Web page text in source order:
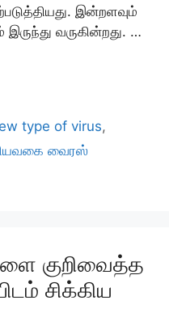
இன்றளவும்
வருகின்றது. …
type of virus,
வைரஸ்
குறிவைத்த
சிக்கிய